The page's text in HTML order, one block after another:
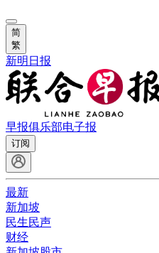
简
繁
新明日报
早报俱乐部电子报
订阅
最新
新加坡
民生民声
财经